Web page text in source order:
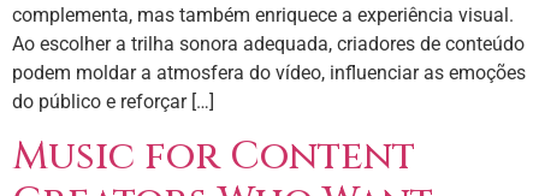
complementa, mas também enriquece a experiência visual.
Ao escolher a trilha sonora adequada, criadores de conteúdo
podem moldar a atmosfera do vídeo, influenciar as emoções
do público e reforçar […]
Music for Content